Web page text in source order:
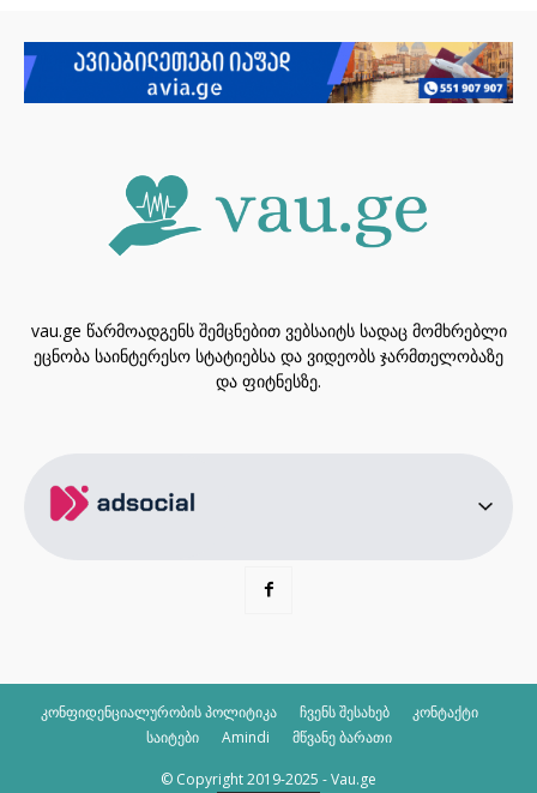
vau.ge წარმოადგენს შემცნებით ვებსაიტს სადაც მომხრებლი
ეცნობა საინტერესო სტატიებსა და ვიდეობს ჯარმთელობაზე
და ფიტნესზე.
კონფიდენციალურობის პოლიტიკა ჩვენს შესახებ
კონტაქტი
საიტები
Amindi მწვანე ბარათი
© Copyright 2019-2025 - Vau.ge